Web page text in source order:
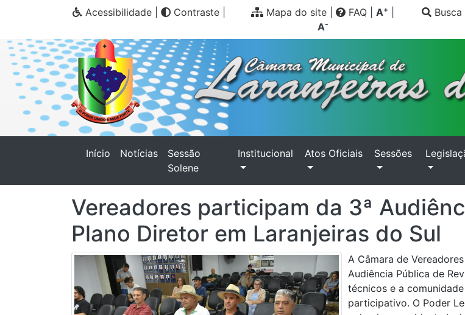
Acessibilidade Contraste Mapa do site FAQ A+
A-
Busca
Início (current)
Notícias
Sessão
Solene
Institucional Atos Oficiais Sessões
Vereadores participam da 3ª
Plano Diretor em Laranjeiras do Sul
A Câmara de
Audiência Pública de
técnicos e a
participativo. O Poder